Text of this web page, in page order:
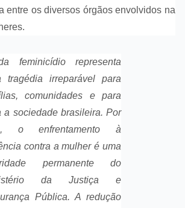
entre os diversos órgãos envolvidos na
feminicídio representa
tragédia irreparável para
comunidades e para
a sociedade brasileira. Por
o enfrentamento à
contra a mulher é uma
permanente do
da Justiça e
Pública. A redução